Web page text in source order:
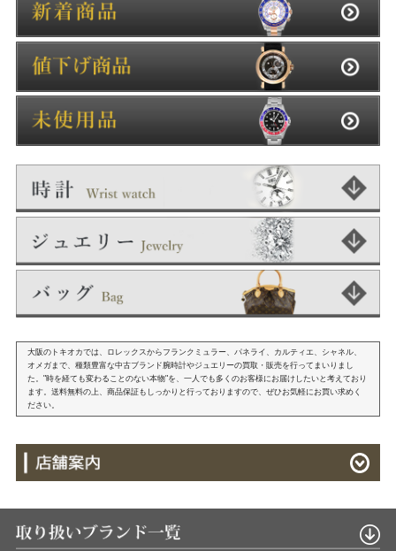
大阪のトキオカでは、ロレックスからフランクミュラー、パネライ、カルティエ、シャネル、
オメガまで、種類豊富な中古ブランド腕時計やジュエリーの買取・販売を行ってまいりまし
た。"時を経ても変わることのない本物"を、一人でも多くのお客様にお届けしたいと考えており
ます。送料無料の上、商品保証もしっかりと行っておりますので、ぜひお気軽にお買い求めく
ださい。